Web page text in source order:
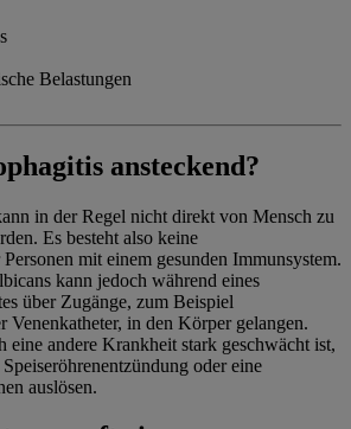
Belastungen
ansteckend?
in der Regel nicht direkt von Mensch zu
Es besteht also keine
mit einem gesunden Immunsystem.
kann jedoch während eines
über Zugänge, zum Beispiel
Venenkatheter, in den Körper gelangen.
eine andere Krankheit stark geschwächt ist,
oder eine
auslösen.